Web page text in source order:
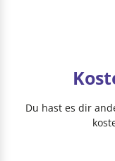
Du hast es dir